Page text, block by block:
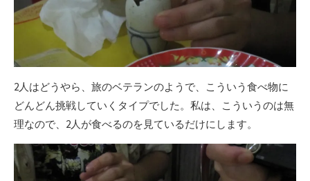
2人はどうやら、旅のベテランのようで、こういう食べ物に
どんどん挑戦していくタイプでした。私は、こういうのは無
理なので、2人が食べるのを見ているだけにします。